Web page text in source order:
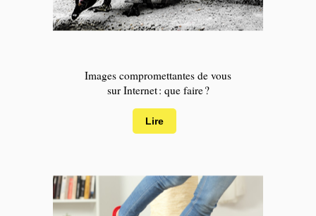
Images compromettantes de vous
sur Internet : que faire ?
Lire